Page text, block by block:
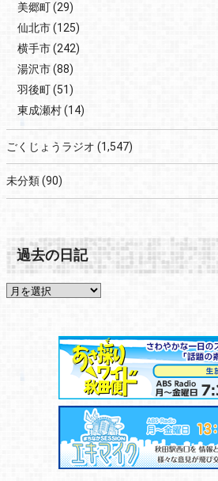
美郷町(29)
仙北市(125)
横手市(242)
湯沢市(88)
羽後町(51)
東成瀬村(14)
ごくじょうラジオ (1,547)
未分類(90)
過去の日記